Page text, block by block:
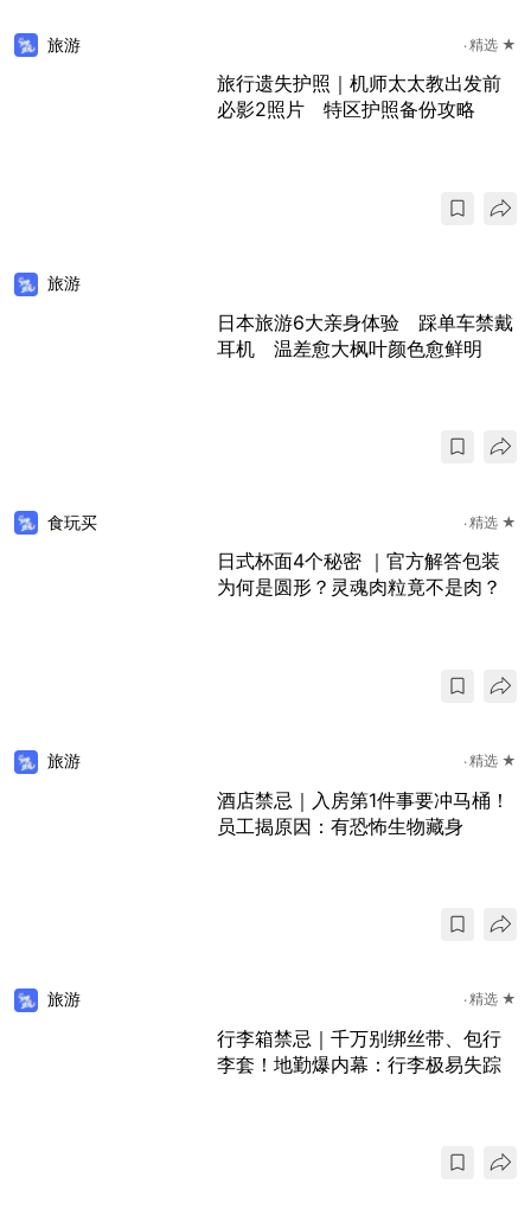
旅游 精选 ★
旅行遗失护照｜机师太太教出发前
必影2照片 特区护照备份攻略
旅游
日本旅游6大亲身体验 踩单车禁戴
耳机 温差愈大枫叶颜色愈鲜明
食玩买 精选 ★
日式杯面4个秘密 ｜官方解答包装
为何是圆形？灵魂肉粒竟不是肉？
旅游 精选 ★
酒店禁忌｜入房第1件事要冲马桶！
员工揭原因：有恐怖生物藏身
旅游 精选 ★
行李箱禁忌｜千万别绑丝带、包行
李套！地勤爆内幕：行李极易失踪